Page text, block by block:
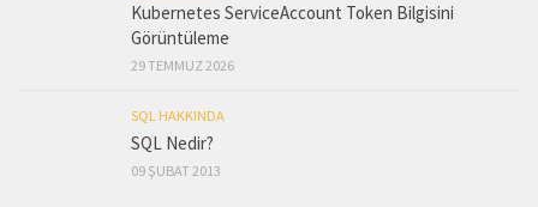
Kubernetes ServiceAccount Token Bilgisini
Görüntüleme
29 TEMMUZ 2026
SQL HAKKINDA
SQL Nedir?
09 ŞUBAT 2013